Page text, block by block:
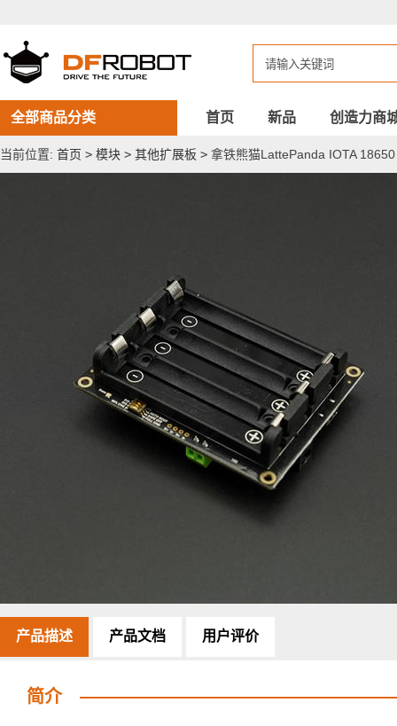
猫
LattePanda
IOTA
18650
UPS
扩
展
板
全部商品分类 首页 新品 创造力商
当前位置: 首页 > 模块 > 其他扩展板 > 拿铁熊猫LattePanda IOTA
产品描述 产品文档 用户评价
简介